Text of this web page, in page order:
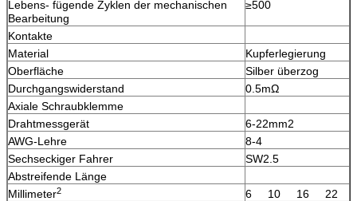
Lebens- fügende Zyklen der mechanischen
Bearbeitung
≥500
Kontakte
Material
Kupferlegierung
Oberfläche
Silber überzog
Durchgangswiderstand
0.5mΩ
Axiale Schraubklemme
Drahtmessgerät
6-22mm2
AWG-Lehre
8-4
Sechseckiger Fahrer
SW2.5
Abstreifende Länge
Millimeter2
6 10 16 22